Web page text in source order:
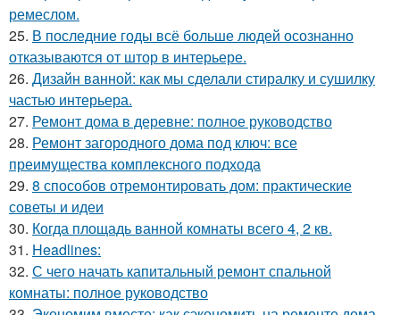
ремеслом.
25. В последние годы всё больше людей осознанно
отказываются от штор в интерьере.
26. Дизайн ванной: как мы сделали стиралку и сушилку
частью интерьера.
27. Ремонт дома в деревне: полное руководство
28. Ремонт загородного дома под ключ: все
преимущества комплексного подхода
29. 8 способов отремонтировать дом: практические
советы и идеи
30. Когда площадь ванной комнаты всего 4, 2 кв.
31. Headlines:
32. С чего начать капитальный ремонт спальной
комнаты: полное руководство